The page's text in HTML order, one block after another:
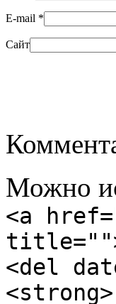
E-mail *
Сайт
Можно
<a
<del
<strong>